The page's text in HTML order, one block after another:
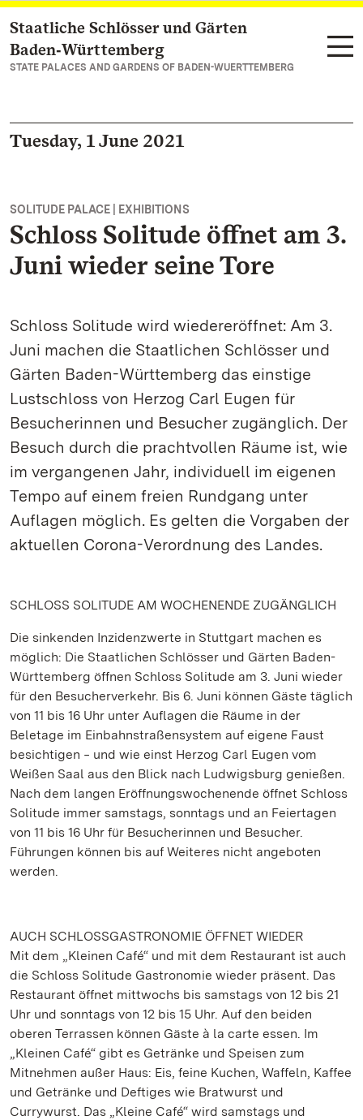
Navigate to main page
Staatliche Schlösser und Gärten
Baden‑Württemberg
STATE PALACES AND GARDENS OF BADEN-WUERTTEMBERG
Tuesday, 1 June 2021
SOLITUDE PALACE | EXHIBITIONS
Schloss Solitude öffnet am 3.
Juni wieder seine Tore
Schloss Solitude wird wiedereröffnet: Am 3.
Juni machen die Staatlichen Schlösser und
Gärten Baden-Württemberg das einstige
Lustschloss von Herzog Carl Eugen für
Besucherinnen und Besucher zugänglich. Der
Besuch durch die prachtvollen Räume ist, wie
im vergangenen Jahr, individuell im eigenen
Tempo auf einem freien Rundgang unter
Auflagen möglich. Es gelten die Vorgaben der
aktuellen Corona-Verordnung des Landes.
SCHLOSS SOLITUDE AM WOCHENENDE ZUGÄNGLICH
Die sinkenden Inzidenzwerte in Stuttgart machen es
möglich: Die Staatlichen Schlösser und Gärten Baden-
Württemberg öffnen Schloss Solitude am 3. Juni wieder
für den Besucherverkehr. Bis 6. Juni können Gäste täglich
von 11 bis 16 Uhr unter Auflagen die Räume in der
Beletage im Einbahnstraßensystem auf eigene Faust
besichtigen ‒ und wie einst Herzog Carl Eugen vom
Weißen Saal aus den Blick nach Ludwigsburg genießen.
Nach dem langen Eröffnungswochenende öffnet Schloss
Solitude immer samstags, sonntags und an Feiertagen
von 11 bis 16 Uhr für Besucherinnen und Besucher.
Führungen können bis auf Weiteres nicht angeboten
werden.
AUCH SCHLOSSGASTRONOMIE ÖFFNET WIEDER
Mit dem „Kleinen Café“ und mit dem Restaurant ist auch
die Schloss Solitude Gastronomie wieder präsent. Das
Restaurant öffnet mittwochs bis samstags von 12 bis 21
Uhr und sonntags von 12 bis 15 Uhr. Auf den beiden
oberen Terrassen können Gäste à la carte essen. Im
„Kleinen Café“ gibt es Getränke und Speisen zum
Mitnehmen außer Haus: Eis, feine Kuchen, Waffeln, Kaffee
und Getränke und Deftiges wie Bratwurst und
Currywurst. Das „Kleine Café“ wird samstags und